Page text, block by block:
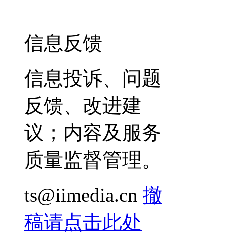
信息反馈
信息投诉、问题
反馈、改进建
议；内容及服务
质量监督管理。
ts@iimedia.cn 撤
稿请点击此处